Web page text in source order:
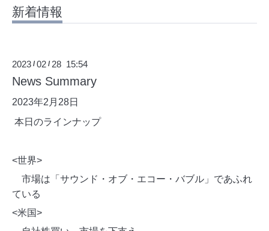
新着情報
2023 /02 / 28 15:54
News Summary
2023年2月28日
本日のラインナップ
<世界>
市場は「サウンド・オブ・エコー・バブル」であふれ
ている
<米国>